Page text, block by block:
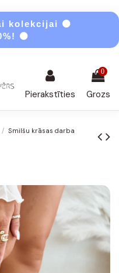
kolekcijai ⚫
⚫
Pierakstīties
0
Grozs
Smilšu krāsas darba